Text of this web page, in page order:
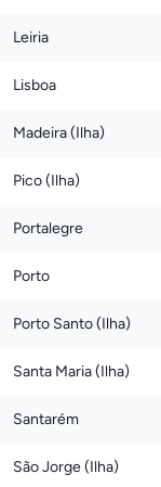
Leiria
Lisboa
Madeira (Ilha)
Pico (Ilha)
Portalegre
Porto
Porto Santo (Ilha)
Santa Maria (Ilha)
Santarém
São Jorge (Ilha)